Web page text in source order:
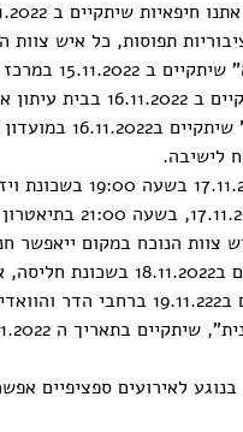
תפוסות, כל איש
לאישה, אינו נגיש.
16, אינו נגיש.
לישיבה.
צוות הנוכח במקום
נגיש.
לאירועים ספציפיים